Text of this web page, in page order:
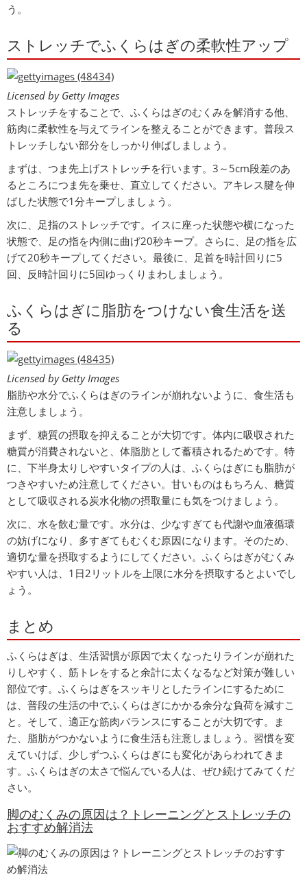
う。
ストレッチでふくらはぎの柔軟性アップ
Licensed by Getty Images
ストレッチをすることで、ふくらはぎのむくみを解消する他、
筋肉に柔軟性を与えてラインを整えることができます。普段ス
トレッチしない部分をしっかり伸ばしましょう。
まずは、つま先上げストレッチを行います。3～5cm段差のあ
るところにつま先を乗せ、直立してください。アキレス腱を伸
ばした状態で1分キープしましょう。
次に、足指のストレッチです。イスに座った状態や横になった
状態で、足の指を内側に曲げ20秒キープ。さらに、足の指を広
げて20秒キープしてください。最後に、足首を時計回りに5
回、反時計回りに5回ゆっくりまわしましょう。
ふくらはぎに脂肪をつけない食生活を送
る
Licensed by Getty Images
脂肪や水分でふくらはぎのラインが崩れないように、食生活も
注意しましょう。
まず、糖質の摂取を抑えることが大切です。体内に吸収された
糖質が消費されないと、体脂肪として蓄積されるためです。特
に、下半身太りしやすいタイプの人は、ふくらはぎにも脂肪が
つきやすいため注意してください。甘いものはもちろん、糖質
として吸収される炭水化物の摂取量にも気をつけましょう。
次に、水を飲む量です。水分は、少なすぎても代謝や血液循環
の妨げになり、多すぎてもむくむ原因になります。そのため、
適切な量を摂取するようにしてください。ふくらはぎがむくみ
やすい人は、1日2リットルを上限に水分を摂取するとよいでし
ょう。
まとめ
ふくらはぎは、生活習慣が原因で太くなったりラインが崩れた
りしやすく、筋トレをすると余計に太くなるなど対策が難しい
部位です。ふくらはぎをスッキリとしたラインにするために
は、普段の生活の中でふくらはぎにかかる余分な負荷を減すこ
と。そして、適正な筋肉バランスにすることが大切です。ま
た、脂肪がつかないように食生活も注意しましょう。習慣を変
えていけば、少しずつふくらはぎにも変化があらわれてきま
す。ふくらはぎの太さで悩んでいる人は、ぜひ続けてみてくだ
さい。
脚のむくみの原因は？トレーニングとストレッチの
おすすめ解消法